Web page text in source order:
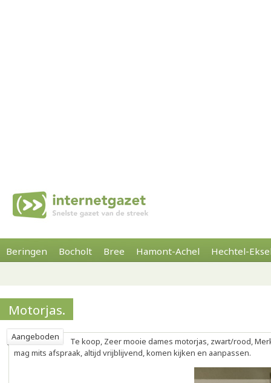
Beringen Bocholt Bree Hamont-Achel Hechtel-
Motorjas.
Aangeboden
Te koop, Zeer mooie dames motorjas, zwart/rood,
mag mits afspraak, altijd vrijblijvend, komen kijken en aanpassen.